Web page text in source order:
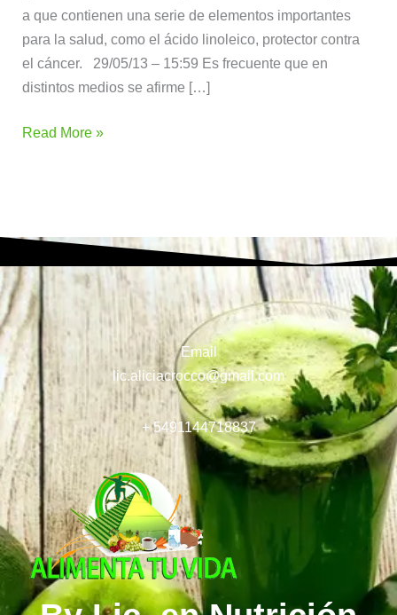
a que contienen una serie de elementos importantes
para la salud, como el ácido linoleico, protector contra
el cáncer. 29/05/13 – 15:59 Es frecuente que en
distintos medios se afirme […]
Read More »
Email
lic.aliciacrocco@gmail.com
+ 5491144718837